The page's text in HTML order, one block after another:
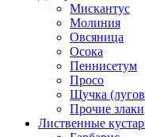
Мискантус
Молиния
Овсяница
Осока
Пеннисетум
Просо
Щучка
Прочие злаки
Лиственные